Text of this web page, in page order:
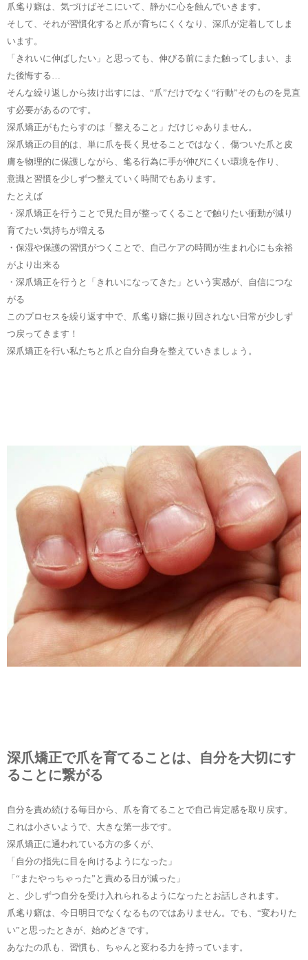
爪毟り癖は、気づけばそこにいて、静かに心を蝕んでいきます。
そして、それが習慣化すると爪が育ちにくくなり、深爪が定着してしま
います。
「きれいに伸ばしたい」と思っても、伸びる前にまた触ってしまい、ま
た後悔する…
そんな繰り返しから抜け出すには、“爪”だけでなく“行動”そのものを見直
す必要があるのです。
深爪矯正がもたらすのは「整えること」だけじゃありません。
深爪矯正の目的は、単に爪を長く見せることではなく、傷ついた爪と皮
膚を物理的に保護しながら、毟る行為に手が伸びにくい環境を作り、
意識と習慣を少しずつ整えていく時間でもあります。
たとえば
・深爪矯正を行うことで見た目が整ってくることで触りたい衝動が減り
育てたい気持ちが増える
・保湿や保護の習慣がつくことで、自己ケアの時間が生まれ心にも余裕
がより出来る
・深爪矯正を行うと「きれいになってきた」という実感が、自信につな
がる
このプロセスを繰り返す中で、爪毟り癖に振り回されない日常が少しず
つ戻ってきます！
深爪矯正を行い私たちと爪と自分自身を整えていきましょう。
深爪矯正で爪を育てることは、自分を大切にす
ることに繋がる
自分を責め続ける毎日から、爪を育てることで自己肯定感を取り戻す。
これは小さいようで、大きな第一歩です。
深爪矯正に通われている方の多くが、
「自分の指先に目を向けるようになった」
「“またやっちゃった”と責める日が減った」
と、少しずつ自分を受け入れられるようになったとお話しされます。
爪毟り癖は、今日明日でなくなるものではありません。でも、“変わりた
い”と思ったときが、始めどきです。
あなたの爪も、習慣も、ちゃんと変わる力を持っています。